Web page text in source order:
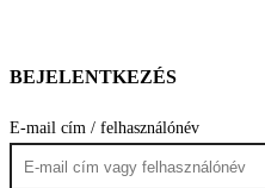
BEJELENTKEZÉS
E-mail cím / felhasználónév